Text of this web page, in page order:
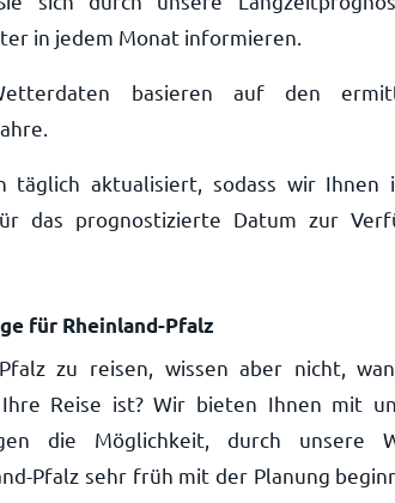
in jedem Monat informieren.
basieren auf den
täglich aktualisiert, sodass wir Ihnen
das prognostizierte Datum zur
für Rheinland-Pfalz
zu reisen, wissen aber nicht,
Reise ist? Wir bieten Ihnen mit
die Möglichkeit, durch unsere
Pfalz sehr früh mit der Planung